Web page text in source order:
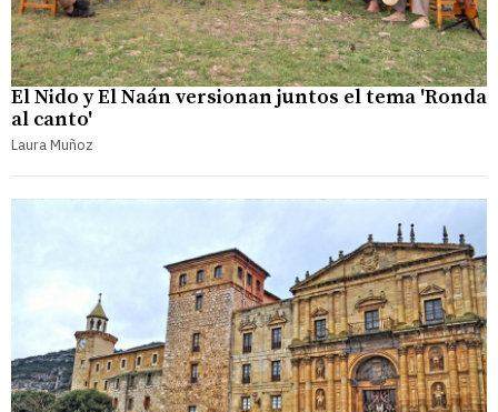
El Nido y El Naán versionan juntos el tema 'Ronda
al canto'
Laura Muñoz